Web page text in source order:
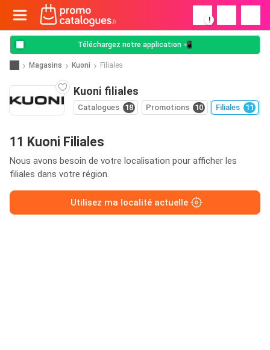
!
Téléchargez notre application 📲
Magasins Kuoni Filiales
Kuoni filiales
Catalogues 18 Promotions 10 Filiales 11
11 Kuoni Filiales
Nous avons besoin de votre localisation pour afficher les
filiales dans votre région.
Utilisez ma localité actuelle